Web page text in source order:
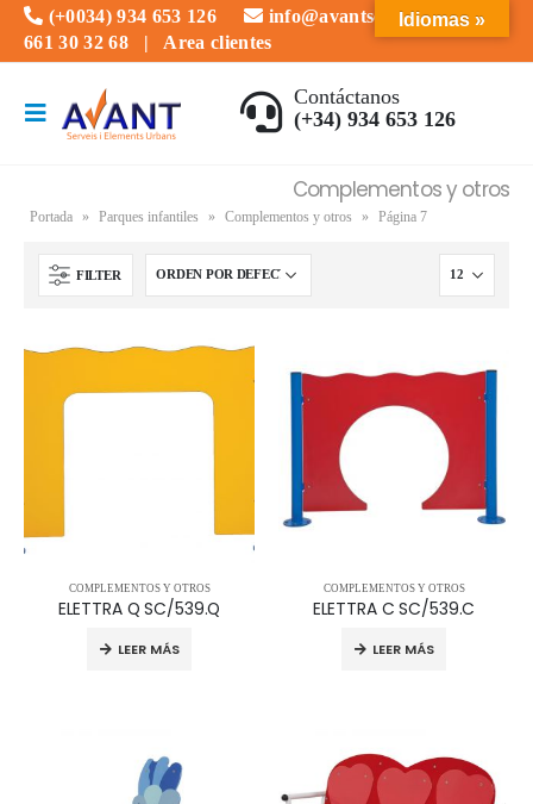
(+0034) 934 653 126
info@avantserveis.com
661 30 32 68 | Area clientes
Contáctanos
(+34) 934 653 126
Complementos y otros
Portada » Parques infantiles » Complementos y otros » Página 7
FILTER
COMPLEMENTOS Y OTROS
ELETTRA Q SC/539.Q
LEER MÁS
COMPLEMENTOS Y OTROS
ELETTRA C SC/539.C
LEER MÁS
Idiomas »